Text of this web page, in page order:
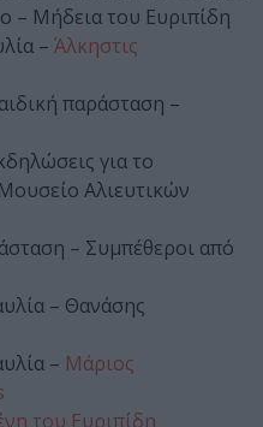
– Μήδεια του Ευριπίδη
– Άλκηστις
παράσταση –
για το
Αλιευτικών
– Συμπέθεροι από
– Θανάσης
– Μάριος
του Ευριπίδη